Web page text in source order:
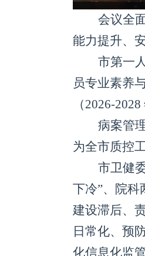
会议全
能力提升、
市第一
员专业素养
（2026-
病案管
为全市质控
市卫健
下冷”、院
建设滞后、
日常化、预
化信息化监